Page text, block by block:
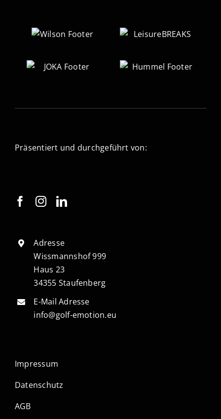
Präsentiert und durchgeführt von:
Adresse
Wissmannshof 999
Haus 23
34355 Staufenberg
E-Mail Adresse
info@golf-emotion.eu
Impressum
Datenschutz
AGB